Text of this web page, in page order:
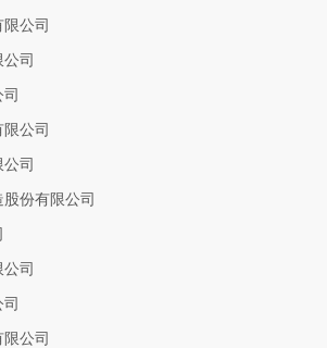
公司
司
公司
司
份有限公司
司
公司